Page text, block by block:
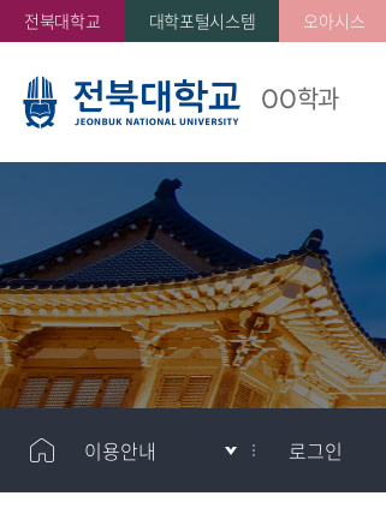
전북대학교 대학포털시스템 오아시스
OO학과
이용안내 로그인